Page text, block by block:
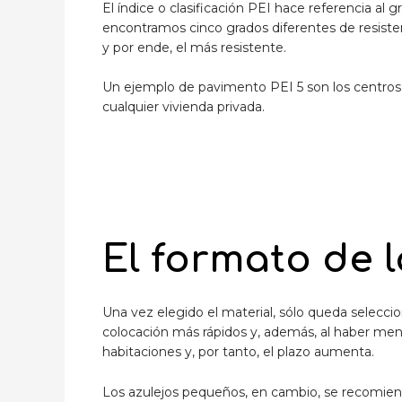
El índice o clasificación PEI hace referencia al
encontramos cinco grados diferentes de
y por ende, el más resistente.
Un ejemplo de pavimento PEI 5 son los
cualquier vivienda privada.
El formato de
Una vez elegido el material, sólo queda
colocación más rápidos y, además, al haber
habitaciones y, por tanto, el plazo aumenta.
Los azulejos pequeños, en cambio, se